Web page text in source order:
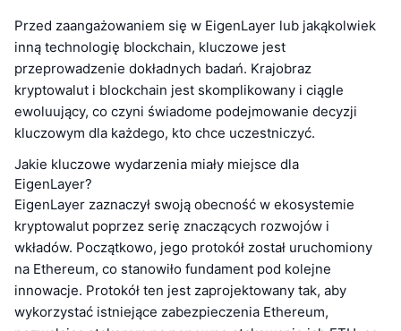
Przed zaangażowaniem się w EigenLayer lub jakąkolwiek
inną technologię blockchain, kluczowe jest
przeprowadzenie dokładnych badań. Krajobraz
kryptowalut i blockchain jest skomplikowany i ciągle
ewoluujący, co czyni świadome podejmowanie decyzji
kluczowym dla każdego, kto chce uczestniczyć.
Jakie kluczowe wydarzenia miały miejsce dla
EigenLayer?
EigenLayer zaznaczył swoją obecność w ekosystemie
kryptowalut poprzez serię znaczących rozwojów i
wkładów. Początkowo, jego protokół został uruchomiony
na Ethereum, co stanowiło fundament pod kolejne
innowacje. Protokół ten jest zaprojektowany tak, aby
wykorzystać istniejące zabezpieczenia Ethereum,